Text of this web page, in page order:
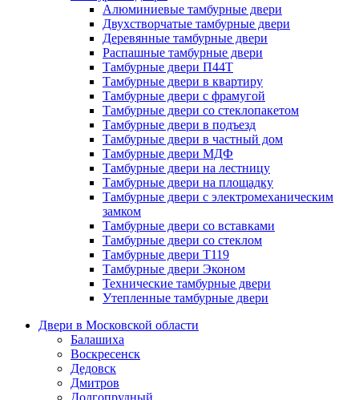
Алюминиевые тамбурные двери
Двухстворчатые тамбурные двери
Деревянные тамбурные двери
Распашные тамбурные двери
Тамбурные двери П44Т
Тамбурные двери в квартиру
Тамбурные двери с фрамугой
Тамбурные двери со стеклопакетом
Тамбурные двери в подъезд
Тамбурные двери в частный дом
Тамбурные двери МДФ
Тамбурные двери на лестницу
Тамбурные двери на площадку
Тамбурные двери с электромеханическим
замком
Тамбурные двери со вставками
Тамбурные двери со стеклом
Тамбурные двери Т119
Тамбурные двери Эконом
Технические тамбурные двери
Утепленные тамбурные двери
Двери в Московской области
Балашиха
Воскресенск
Дедовск
Дмитров
Долгопрудный